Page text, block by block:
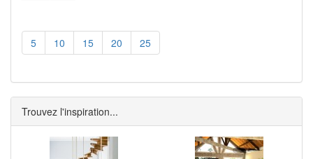
5 10 15 20 25
Trouvez l'inspiration...